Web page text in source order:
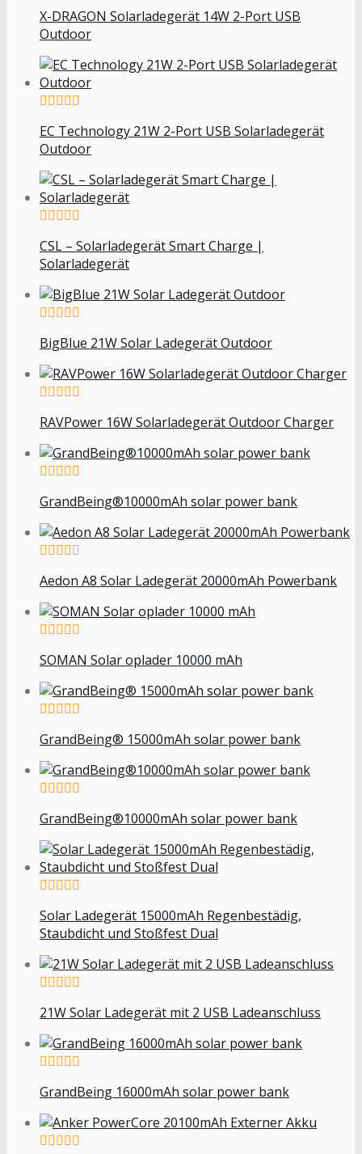
X-DRAGON Solarladegerät 14W 2-Port USB
Outdoor
EC Technology 21W 2-Port USB Solarladegerät
Outdoor
CSL – Solarladegerät Smart Charge |
Solarladegerät
BigBlue 21W Solar Ladegerät Outdoor
RAVPower 16W Solarladegerät Outdoor Charger
GrandBeing®10000mAh solar power bank
Aedon A8 Solar Ladegerät 20000mAh Powerbank
SOMAN Solar oplader 10000 mAh
GrandBeing® 15000mAh solar power bank
GrandBeing®10000mAh solar power bank
Solar Ladegerät 15000mAh Regenbestädig,
Staubdicht und Stoßfest Dual
21W Solar Ladegerät mit 2 USB Ladeanschluss
GrandBeing 16000mAh solar power bank